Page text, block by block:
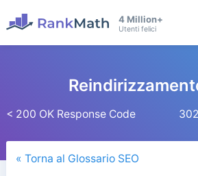
4 Million+
Utenti felici
< 200 OK Response Code
« Torna al Glossario SEO